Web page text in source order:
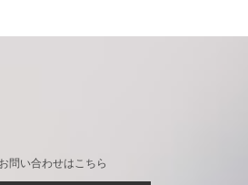
問い合わせはこちら